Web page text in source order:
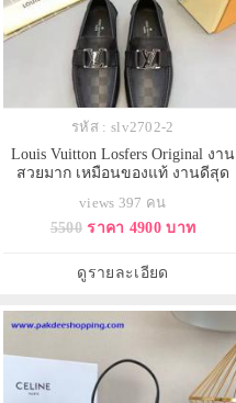
รหัส : slv2702-2
Louis Vuitton Losfers Original งาน
สวยมาก เหมือนของแท้ งานดีสุด
views 397 คน
5500 ราคา 4900 บาท
ดูรายละเอียด